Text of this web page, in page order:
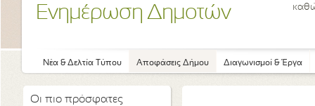
Ενημέρωση Δημοτών
Νέα & Δελτία Τύπου Αποφάσεις Δήμου Διαγωνισμοί & Έργα
Οι πιο πρόσφατες